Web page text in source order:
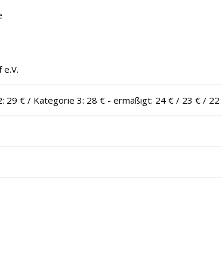
29 € / Kategorie 3: 28 € - ermäßigt: 24 € / 23 € / 22